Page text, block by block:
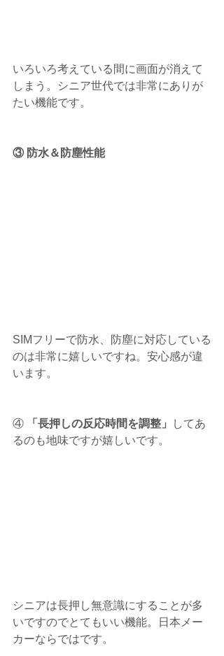
いろいろ考えている間に画面が消えて
しまう。シニア世代では非常にありが
たい機能です。
③ 防水＆防塵性能
SIMフリーで防水、防塵に対応している
のは非常に嬉しいですね。安心感が違
います。
④ 「長押しの反応時間を調整」
してあ
るのも地味ですが嬉しいです。
シニアは長押し無意識にすることが多
いですのでとてもいい機能。日本メー
カーならではです。